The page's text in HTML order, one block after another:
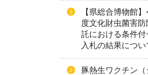
【県総合博物館
度文化財虫菌害
託における条件付
入札の結果につい
豚熱生ワクチン（